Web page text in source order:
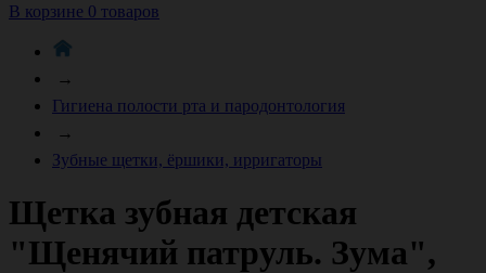
В корзине 0 товаров
→
Гигиена полости рта и пародонтология
→
Зубные щетки, ёршики, ирригаторы
Щетка зубная детская
"Щенячий патруль. Зума",